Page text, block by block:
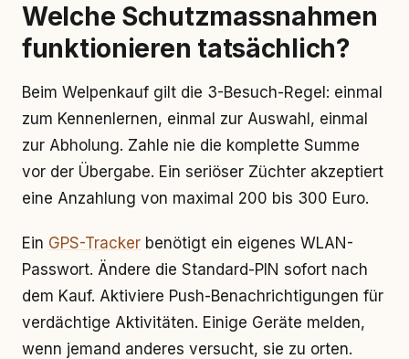
Welche Schutzmassnahmen
funktionieren tatsächlich?
Beim Welpenkauf gilt die 3-Besuch-Regel: einmal
zum Kennenlernen, einmal zur Auswahl, einmal
zur Abholung. Zahle nie die komplette Summe
vor der Übergabe. Ein seriöser Züchter akzeptiert
eine Anzahlung von maximal 200 bis 300 Euro.
Ein GPS-Tracker benötigt ein eigenes WLAN-
Passwort. Ändere die Standard-PIN sofort nach
dem Kauf. Aktiviere Push-Benachrichtigungen für
verdächtige Aktivitäten. Einige Geräte melden,
wenn jemand anderes versucht, sie zu orten.